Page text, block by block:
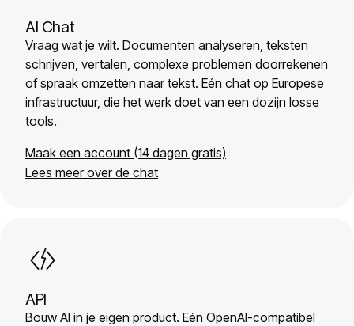
AI Chat
Vraag wat je wilt. Documenten analyseren, teksten
schrijven, vertalen, complexe problemen doorrekenen
of spraak omzetten naar tekst. Eén chat op Europese
infrastructuur, die het werk doet van een dozijn losse
tools.
Maak een account (14 dagen gratis)
Lees meer over de chat
API
Bouw AI in je eigen product. Eén OpenAI-compatibel